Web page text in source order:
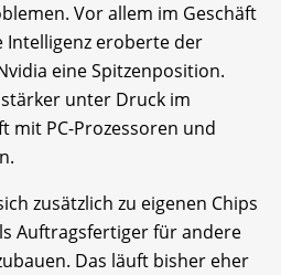
Vor allem im Geschäft
Intelligenz eroberte der
eine Spitzenposition.
unter Druck im
mit PC-Prozessoren und
zusätzlich zu eigenen Chips
Auftragsfertiger für andere
Das läuft bisher eher